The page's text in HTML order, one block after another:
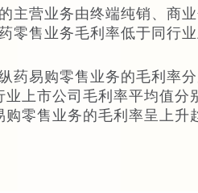
主营业务由终端纯销、商
零售业务毛利率低于同行
药易购零售业务的毛利率
业上市公司毛利率平均值
零售业务的毛利率呈上升